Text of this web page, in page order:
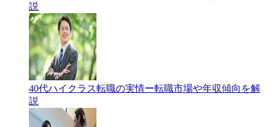
説
40代ハイクラス転職の実情ー転職市場や年収傾向を解
説